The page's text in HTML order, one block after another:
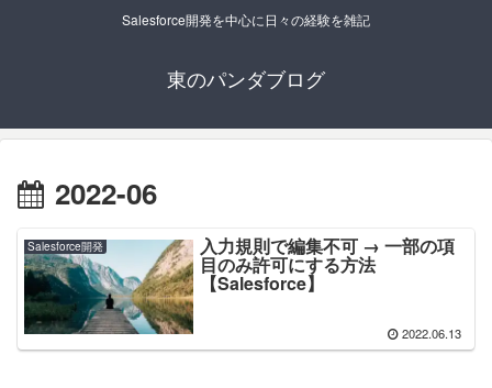
Salesforce開発を中心に日々の経験を雑記
東のパンダブログ
2022-06
Salesforce開発 入力規則で編集不可 → 一部の項
目のみ許可にする方法
【Salesforce】
2022.06.13